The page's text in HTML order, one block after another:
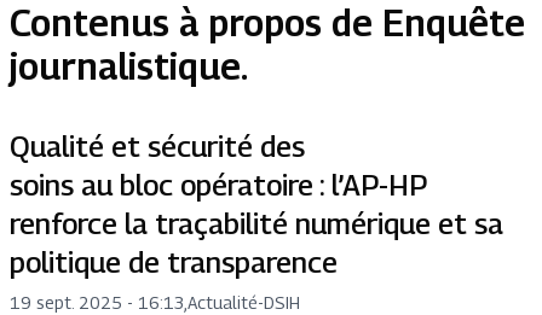
Contenus à propos de Enquête
journalistique.
Qualité et sécurité des
soins au bloc opératoire : l’AP-HP
renforce la traçabilité numérique et sa
politique de transparence
19 sept. 2025 - 16:13 Actualité-DSIH